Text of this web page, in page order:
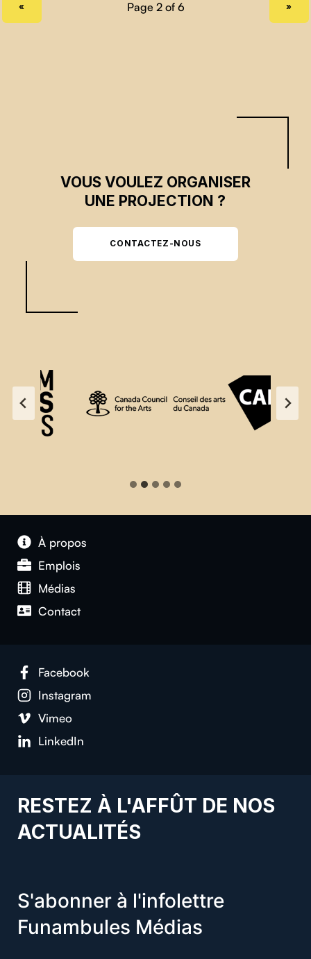
« »
VOUS VOULEZ ORGANISER
UNE PROJECTION ?
CONTACTEZ-NOUS
À propos
Emplois
Médias
Contact
Facebook
Instagram
Vimeo
LinkedIn
RESTEZ À L'AFFÛT DE NOS
ACTUALITÉS
S'abonner à l'infolettre
Funambules Médias